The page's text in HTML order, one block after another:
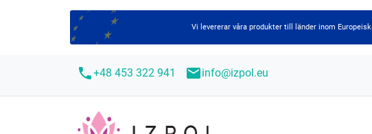
Vi levererar våra produkter till länder inom
call+48 453 322 941 mailinfo@izpol.eu